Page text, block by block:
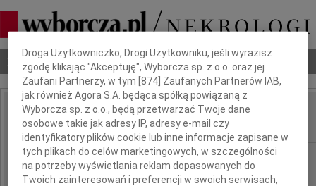
Nekrologi Odeszli Poradnik pogrzebowy
IMIĘ I NAZWISKO: Jerzego Ways
REGION: Warszawa
DATA EMISJI: 21.11.2009
Dbamy o Twoją prywatność
Droga Użytkowniczko, Drogi Użytkowniku, jeśli wyrazisz
zgodę klikając "Akceptuję", Wyborcza sp. z o.o. oraz jej
Zaufani Partnerzy, w tym [874] Zaufanych Partnerów IAB,
jak również Agora S.A. będąca spółką powiązaną z
Wyborcza sp. z o.o., będą przetwarzać Twoje dane
osobowe takie jak adresy IP, adresy e-mail czy
identyfikatory plików cookie lub inne informacje zapisane w
tych plikach do celów marketingowych, w szczególności
na potrzeby wyświetlania reklam dopasowanych do
Twoich zainteresowań i preferencji w swoich serwisach,